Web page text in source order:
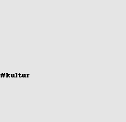
#kultur